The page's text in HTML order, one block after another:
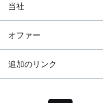
当社
オファー
追加のリンク